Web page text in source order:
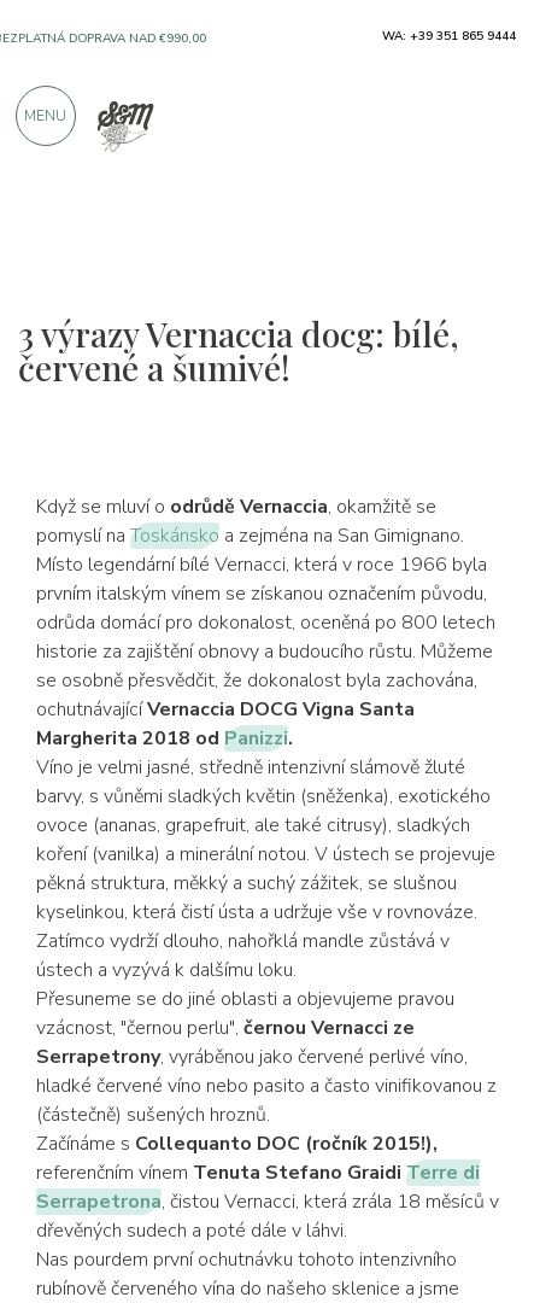
3 výrazy Vernaccia docg: bílé,
červené a šumivé!
Když se mluví o odrůdě Vernaccia, okamžitě se
pomyslí naToskánsko a zejména na San Gimignano.
Místo legendární bílé Vernacci, která v roce 1966 byla
prvním italským vínem se získanou označením původu,
odrůda domácí pro dokonalost, oceněná po 800 letech
historie za zajištění obnovy a budoucího růstu. Můžeme
se osobně přesvědčit, že dokonalost byla zachována,
ochutnávajícíVernaccia DOCG Vigna Santa
Margherita 2018 od Panizzi.
Víno je velmi jasné, středně intenzivní slámově žluté
barvy, s vůněmi sladkých květin (sněženka), exotického
ovoce (ananas, grapefruit, ale také citrusy), sladkých
koření (vanilka) a minerální notou. V ústech se projevuje
pěkná struktura, měkký a suchý zážitek, se slušnou
kyselinkou, která čistí ústa a udržuje vše v rovnováze.
Zatímco vydrží dlouho, nahořklá mandle zůstává v
ústech a vyzývá k dalšímu loku.
Přesuneme se do jiné oblasti a objevujeme pravou
vzácnost, "černou perlu", černou Vernacci ze
Serrapetrony, vyráběnou jako červené perlivé víno,
hladké červené víno nebo pasito a často vinifikovanou z
(částečně) sušených hroznů.
Začínáme s Collequanto DOC (ročník 2015!),
referenčním vínem Tenuta Stefano Graidi Terre di
Serrapetrona, čistou Vernacci, která zrála 18 měsíců v
dřevěných sudech a poté dále v láhvi.
Nas pourdem první ochutnávku tohoto intenzivního
rubínově červeného vína do našeho sklenice a jsme
PRODUKTY OD VYNIKAJÍCÍCH VÝROBCŮ
NEŽ 900 POZITIVNÍCH RECENZÍ
WA: +39 351 865 9444
MENU